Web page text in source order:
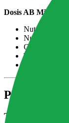
Dosis AB Mix
Nutrisi A:
Nutrisi B:
Campur ke 9
Target EC:
Panduan
Tahap 1 —